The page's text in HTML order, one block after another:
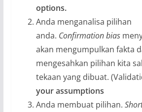
options.
Anda menganalisa pilihan
anda. Confirmation bias
akan mengumpulkan fakta
mengesahkan pilihan kita
tekaan yang dibuat.
your assumptions
Anda membuat pilihan.